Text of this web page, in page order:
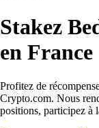
Stakez
en France
Profitez de
Crypto.com. Nous
positions, participez à